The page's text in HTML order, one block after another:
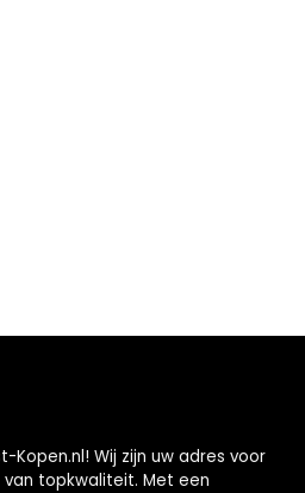
Kopen.nl! Wij zijn uw adres voor
topkwaliteit. Met een